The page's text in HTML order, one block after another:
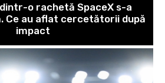
o rachetă SpaceX s-a
Ce au aflat cercetătorii după
impact